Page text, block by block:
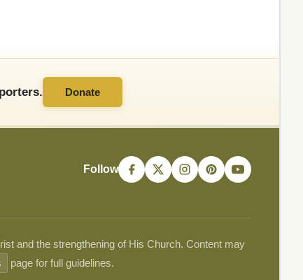
Donate
Follow
and the strengthening of His Church. Content may
page for full guidelines.